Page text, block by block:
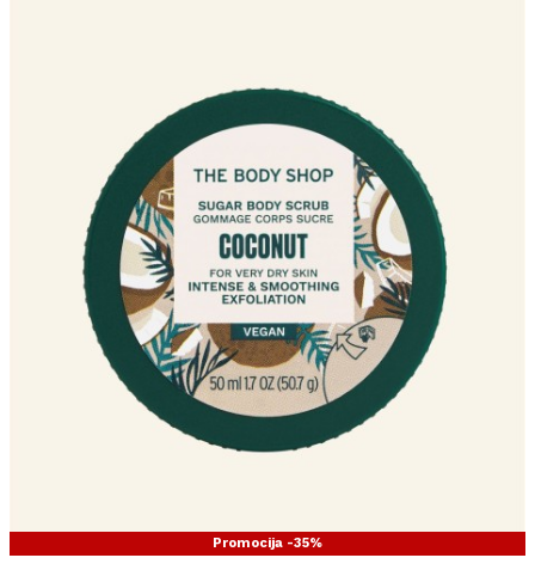
Promocija -35%